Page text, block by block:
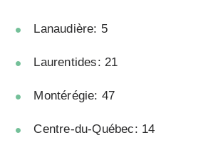
Lanaudière: 5
Laurentides: 21
Montérégie: 47
Centre-du-Québec: 14